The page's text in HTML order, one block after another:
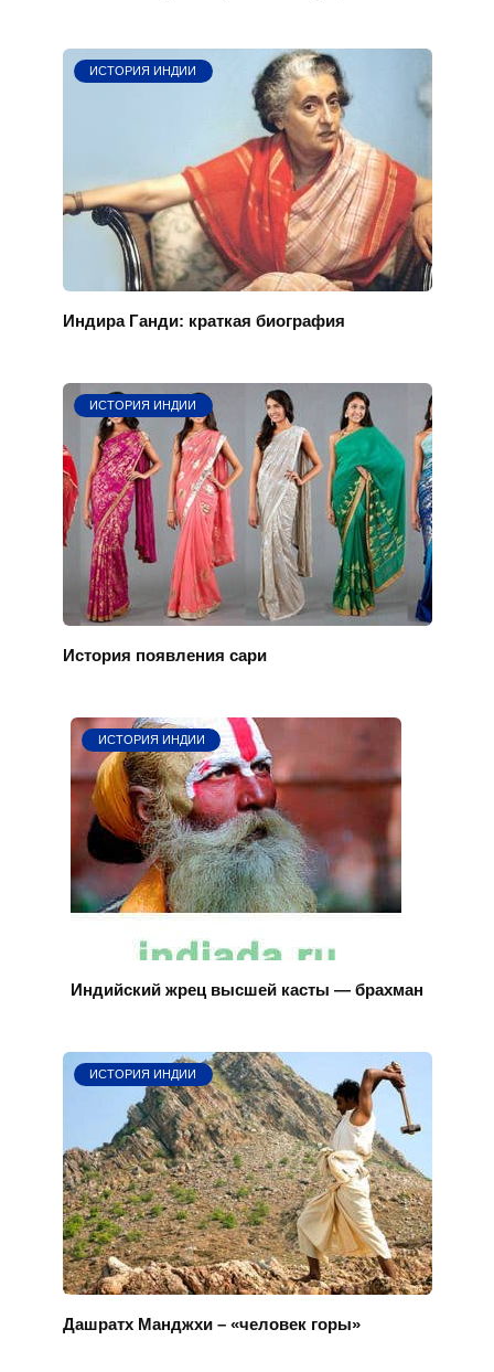
ИСТОРИЯ ИНДИИ
Индира Ганди: краткая биография
ИСТОРИЯ ИНДИИ
История появления сари
ИСТОРИЯ ИНДИИ
Индийский жрец высшей касты — брахман
ИСТОРИЯ ИНДИИ
Дашратх Манджхи – «человек горы»